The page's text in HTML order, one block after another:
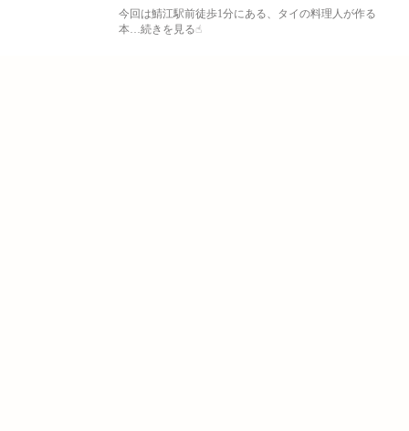
日
今回は鯖江駅前徒歩1分にある、タイの料理人が作る
本…続きを見る☝︎